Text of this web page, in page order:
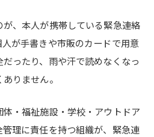
、本人が携帯している緊急連絡
が手書きや市販のカードで用意
ったり、雨や汗で読めなくなっ
りません。
・福祉施設・学校・アウトドア
理に責任を持つ組織が、緊急連